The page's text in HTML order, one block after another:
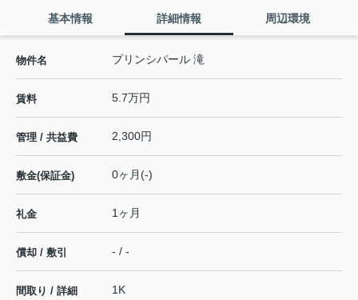
基本情報 詳細情報 周辺環境
物件名 プリンシパール 滝
賃料 5.7万円
管理 / 共益費 2,300円
敷金(保証金) 0ヶ月(-)
礼金 1ヶ月
償却 / 敷引 - / -
間取り / 詳細
1K